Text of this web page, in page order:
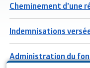
Cheminement d’une
Indemnisations
Administration du